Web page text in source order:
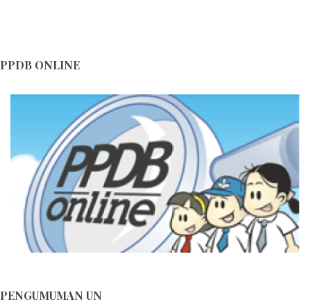
Blog Himbauan Menjaga dan Melestarikan Lingkungan ...
Tips Merayakan Pergantian Tahun Baru di Masa
Pandemi...
Tips Merayakan Pergantian Tahun Baru di Masa
Pandemi...
PPDB ONLINE
PENGUMUMAN UN